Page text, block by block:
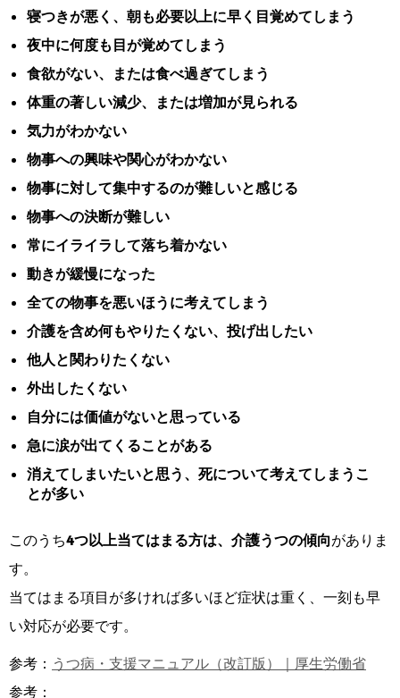
寝つきが悪く、朝も必要以上に早く目覚めてしまう
夜中に何度も目が覚めてしまう
食欲がない、または食べ過ぎてしまう
体重の著しい減少、または増加が見られる
気力がわかない
物事への興味や関心がわかない
物事に対して集中するのが難しいと感じる
物事への決断が難しい
常にイライラして落ち着かない
動きが緩慢になった
全ての物事を悪いほうに考えてしまう
介護を含め何もやりたくない、投げ出したい
他人と関わりたくない
外出したくない
自分には価値がないと思っている
急に涙が出てくることがある
消えてしまいたいと思う、死について考えてしまうこ
とが多い
このうち4つ以上当てはまる方は、介護うつの傾向がありま
す。
当てはまる項目が多ければ多いほど症状は重く、一刻も早
い対応が必要です。
参考： うつ病・支援マニュアル（改訂版）｜厚生労働省
参考：